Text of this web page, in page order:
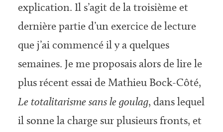
explication. Il s’agit de la troisième et
dernière partie d’un exercice de lecture
que j’ai commencé il y a quelques
semaines. Je me proposais alors de lire le
plus récent essai de Mathieu Bock-Côté,
Le totalitarisme sans le goulag, dans lequel
il sonne la charge sur plusieurs fronts, et